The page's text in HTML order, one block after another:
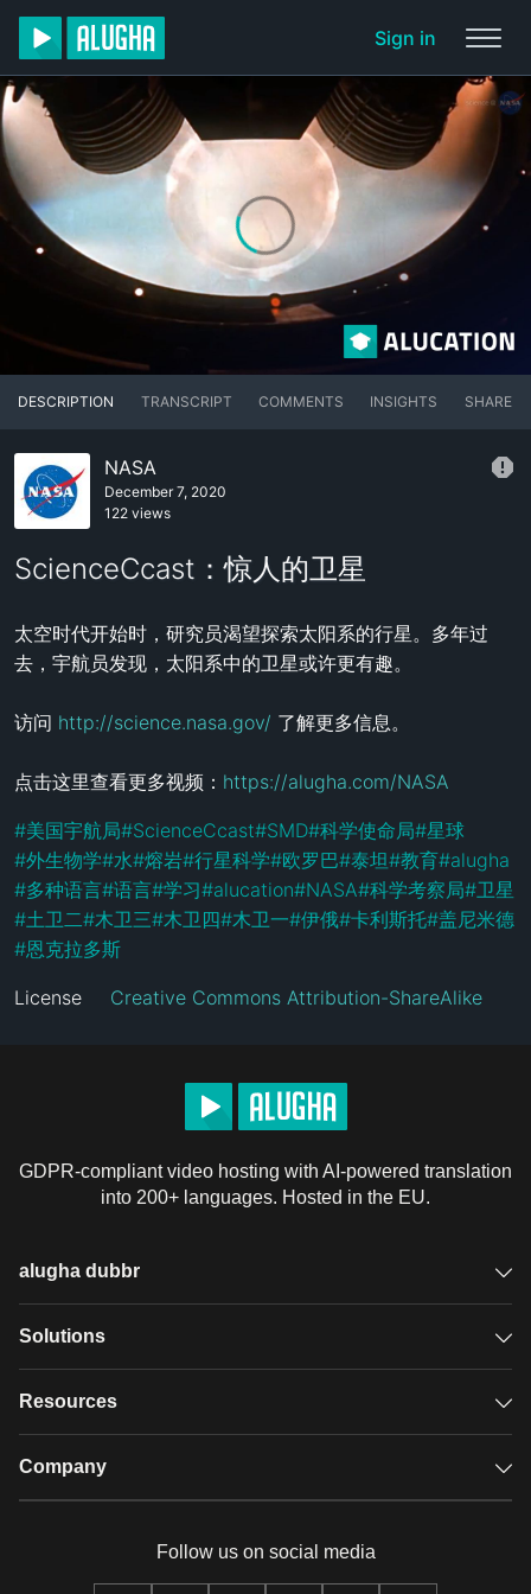
Sign in
DESCRIPTION TRANSCRIPT COMMENTS INSIGHTS SHARE
NASA
December 7, 2020
122 views
ScienceCcast：惊人的卫星
太空时代开始时，研究员渴望探索太阳系的行星。多年过
去，宇航员发现，太阳系中的卫星或许更有趣。
访问 http://science.nasa.gov/ 了解更多信息。
点击这里查看更多视频： https://alugha.com/NASA
#美国宇航局#ScienceCcast#SMD#科学使命局#星球
#外生物学#水#熔岩#行星科学#欧罗巴#泰坦#教育#alugha
#多种语言#语言#学习#alucation#NASA#科学考察局#卫星
#土卫二#木卫三#木卫四#木卫一#伊俄#卡利斯托#盖尼米德
#恩克拉多斯
License Creative Commons Attribution-ShareAlike
GDPR-compliant video hosting with AI-powered translation
into 200+ languages. Hosted in the EU.
alugha dubbr
Overview
Glossary
Solutions
GDPR video hosting
Resources
Case studies
Company
Our team
Follow us on social media